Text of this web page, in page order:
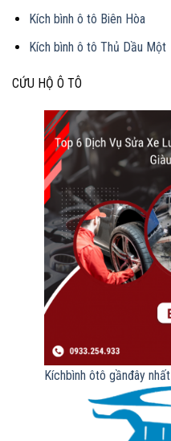
Kích bình ô tô Biên Hòa
Kích bình ô tô Thủ Dầu Một
CỨU HỘ Ô TÔ
Kíchbình ôtô gầnđây nhất